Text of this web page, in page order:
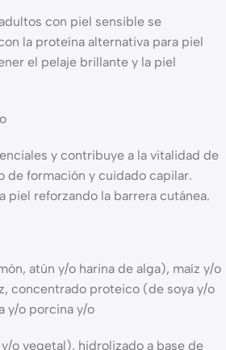
con piel sensible se
la proteína alternativa para piel
el pelaje brillante y la piel
y contribuye a la vitalidad de
de formación y cuidado capilar.
piel reforzando la barrera cutánea.
atún y/o harina de alga), maíz y/o
concentrado proteico (de soya y/o
y/o porcina y/o
o vegetal), hidrolizado a base de